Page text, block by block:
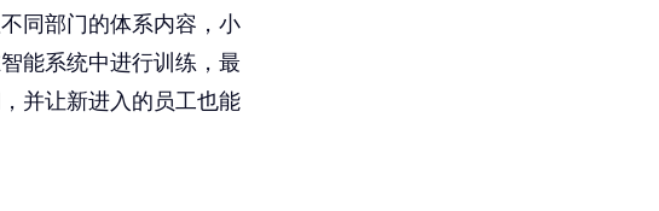
同部门的体系内容，小
能系统中进行训练，最
并让新进入的员工也能